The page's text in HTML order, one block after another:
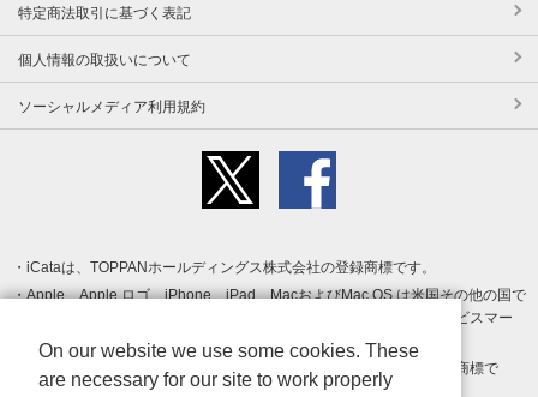
特定商法取引に基づく表記
個人情報の取扱いについて
ソーシャルメディア利用規約
iCataは、TOPPANホールディングス株式会社の登録商標です。
Apple、Apple ロゴ、iPhone、iPad、MacおよびMac OS は米国その他の国で
登録された Apple Inc. の商標です。App Store は Apple Inc. のサービスマー
クです。
Android、Google Play および Google Play ロゴ は Google LLC の商標で
す。
On our website we use some cookies. These
are necessary for our site to work properly